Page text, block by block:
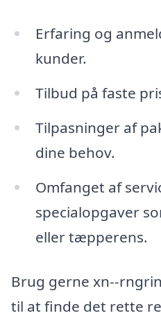
Erfaring og
kunder.
Tilbud på faste
Tilpasninger af
dine behov.
Omfanget af
specialopgaver
eller tæpperens.
Brug gerne xn--
til at finde det rette